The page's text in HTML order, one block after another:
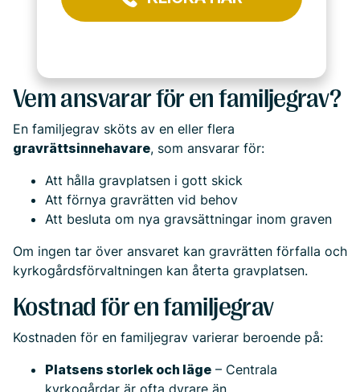
Vem ansvarar för en familjegrav?
En familjegrav sköts av en eller flera
gravrättsinnehavare, som ansvarar för:
Att hålla gravplatsen i gott skick
Att förnya gravrätten vid behov
Att besluta om nya gravsättningar inom graven
Om ingen tar över ansvaret kan gravrätten förfalla och
kyrkogårdsförvaltningen kan återta gravplatsen.
Kostnad för en familjegrav
Kostnaden för en familjegrav varierar beroende på:
Platsens storlek och läge – Centrala
kyrkogårdar är ofta dyrare än